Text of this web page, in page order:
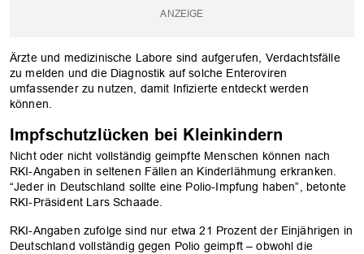
Ärzte und medizinische Labore sind aufgerufen, Verdachtsfälle
zu melden und die Diagnostik auf solche Enteroviren
umfassender zu nutzen, damit Infizierte entdeckt werden
können.
Impfschutzlücken bei Kleinkindern
Nicht oder nicht vollständig geimpfte Menschen können nach
RKI-Angaben in seltenen Fällen an Kinderlähmung erkranken.
“Jeder in Deutschland sollte eine Polio-Impfung haben”, betonte
RKI-Präsident Lars Schaade.
RKI-Angaben zufolge sind nur etwa 21 Prozent der Einjährigen in
Deutschland vollständig gegen Polio geimpft – obwohl die